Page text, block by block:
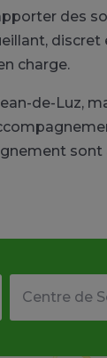
des
charge.
de-Luz,